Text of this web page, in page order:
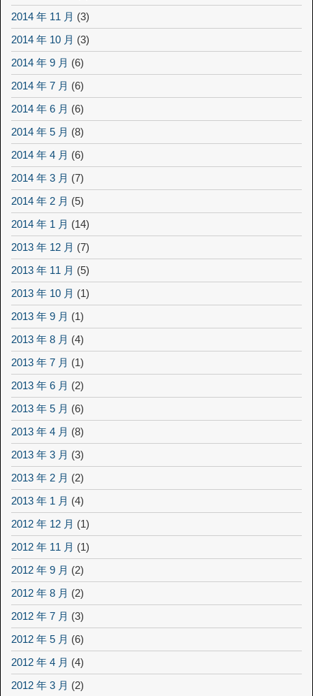
2014 年 11 月 (3)
2014 年 10 月 (3)
2014 年 9 月 (6)
2014 年 7 月 (6)
2014 年 6 月 (6)
2014 年 5 月 (8)
2014 年 4 月 (6)
2014 年 3 月 (7)
2014 年 2 月 (5)
2014 年 1 月 (14)
2013 年 12 月 (7)
2013 年 11 月 (5)
2013 年 10 月 (1)
2013 年 9 月 (1)
2013 年 8 月 (4)
2013 年 7 月 (1)
2013 年 6 月 (2)
2013 年 5 月 (6)
2013 年 4 月 (8)
2013 年 3 月 (3)
2013 年 2 月 (2)
2013 年 1 月 (4)
2012 年 12 月 (1)
2012 年 11 月 (1)
2012 年 9 月 (2)
2012 年 8 月 (2)
2012 年 7 月 (3)
2012 年 5 月 (6)
2012 年 4 月 (4)
2012 年 3 月 (2)